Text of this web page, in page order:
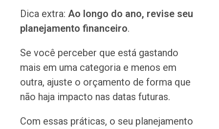
Dica extra: Ao longo do ano, revise seu
planejamento financeiro.
Se você perceber que está gastando
mais em uma categoria e menos em
outra, ajuste o orçamento de forma que
não haja impacto nas datas futuras.
Com essas práticas, o seu planejamento